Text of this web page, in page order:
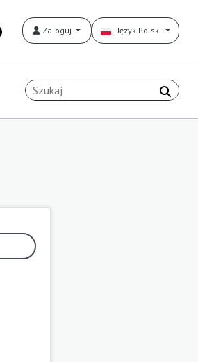
Zaloguj Język Polski